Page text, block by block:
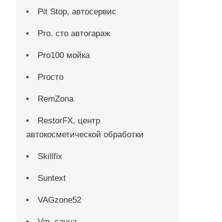
Pit Stop, автосервис
Pro. cтo автогараж
Pro100 мойка
Proсто
RemZona
RestorFX, центр
автокосметической обработки
Skillfix
Suntext
VAGzone52